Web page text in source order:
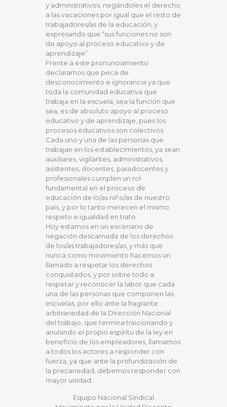
y administrativos, negándoles el derecho
a las vacaciones por igual que el resto de
trabajadores/as de la educación, y
expresando que “sus funciones no son
de apoyo al proceso educativo y de
aprendizaje”.
Frente a este pronunciamiento
declaramos que peca de
desconocimiento e ignorancia ya que
toda la comunidad educativa que
trabaja en la escuela, sea la función que
sea, es de absoluto apoyo al proceso
educativo y de aprendizaje, pues los
procesos educativos son colectivos.
Cada uno y una de las personas que
trabajan en los establecimientos, ya sean
auxiliares, vigilantes, administrativos,
asistentes, docentes, paradocentes y
profesionales cumplen un rol
fundamental en el proceso de
educación de lo/as niño/as de nuestro
país, y por lo tanto merecen el mismo
respeto e igualdad en trato.
Hoy estamos en un escenario de
negación descarnada de los derechos
de los/as trabajadores/as, y más que
nunca como movimiento hacemos un
llamado a respetar los derechos
conquistados, y por sobre todo a
respetar y reconocer la labor que cada
una de las personas que componen las
escuelas, por ello ante la fragrante
arbitrariedad de la Dirección Nacional
del trabajo, que termina traicionando y
anulando el propio espíritu de la ley en
beneficio de los empleadores, llamamos
a todos los actores a responder con
fuerza, ya que ante la profundización de
la precariedad, debemos responder con
mayor unidad.
Equipo Nacional Sindical